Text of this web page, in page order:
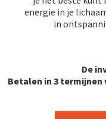
energie in je
in
De
Betalen in 3 termijnen